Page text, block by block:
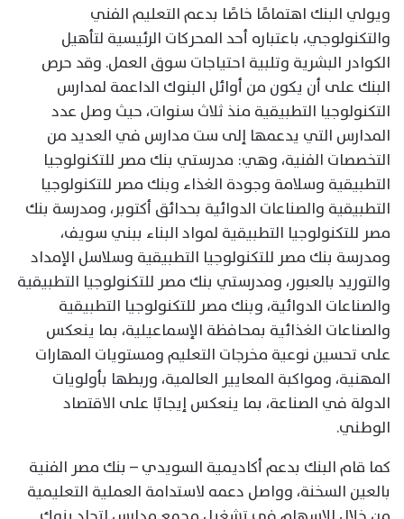
ويولي البنك اهتمامًا خاصًا بدعم التعليم الفني
والتكنولوجي، باعتباره أحد المحركات الرئيسية لتأهيل
الكوادر البشرية وتلبية احتياجات سوق العمل. وقد حرص
البنك على أن يكون من أوائل البنوك الداعمة لمدارس
التكنولوجيا التطبيقية منذ ثلاث سنوات، حيث وصل عدد
المدارس التي يدعمها إلى ست مدارس في العديد من
التخصصات الفنية، وهي: مدرستي بنك مصر للتكنولوجيا
التطبيقية وسلامة وجودة الغذاء وبنك مصر للتكنولوجيا
التطبيقية والصناعات الدوائية بحدائق أكتوبر، ومدرسة بنك
مصر للتكنولوجيا التطبيقية لمواد البناء ببني سويف،
ومدرسة بنك مصر للتكنولوجيا التطبيقية وسلاسل الإمداد
والتوريد بالعبور، ومدرستي بنك مصر للتكنولوجيا التطبيقية
والصناعات الدوائية، وبنك مصر للتكنولوجيا التطبيقية
والصناعات الغذائية بمحافظة الإسماعيلية، بما ينعكس
على تحسين نوعية مخرجات التعليم ومستويات المهارات
المهنية، ومواكبة المعايير العالمية، وربطها بأولويات
الدولة في الصناعة، بما ينعكس إيجابًا على الاقتصاد
الوطني.
كما قام البنك بدعم أكاديمية السويدي – بنك مصر الفنية
بالعين السخنة، وواصل دعمه لاستدامة العملية التعليمية